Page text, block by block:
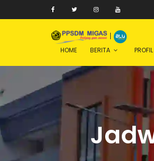
|
HOME BERITA PROFIL